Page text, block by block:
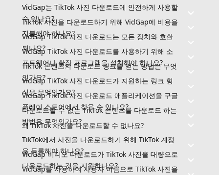
VidGap는 TikTok 사진 다운로드에 안전하게 사용할
수 있나요?
TikTok 사진을 다운로드하기 위해 VidGap에 비용을
지불해야 하나요?
VidGap TikTok 사진 다운로드는 모든 장치와 호환
되나요?
VidGap TikTok 사진 다운로드를 사용하기 위해 소
프트웨어나 확장 프로그램을 설치해야 하나요?
TikTok 콘텐츠의 다운로드 링크를 얻는 방법은 무엇
인가요?
VidGap TikTok 사진 다운로드가 지원하는 링크 형
식은 무엇인가요?
VidGap TikTok 사진 다운로드 애플리케이션을 구글
플레이 스토어에서 찾을 수 있나요?
다운로드할 수 없는 TikTok 콘텐츠를 다운로드 하는
방법은 무엇인가요?
왜 TikTok 사진을 다운로드할 수 없나요?
TikTok에서 사진을 다운로드하기 위해 TikTok 계정
을 등록해야 하나요?
VidGap 비디오 다운로드가 TikTok 사진을 대량으로
다운로드하는 것을 지원하나요?
VidGap를 사용하여 사용자 이름으로 TikTok 사진을